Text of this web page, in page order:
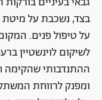
בצד, נשכבת על מיטת
על טיפול פנים.
לשיקום לוינשטיין
ההתנדבותי שהקימה
ומפנק לרווחת